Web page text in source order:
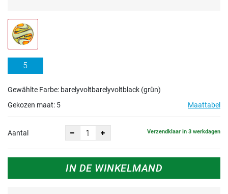
5
Gewählte Farbe: barelyvoltbarelyvoltblack (grün)
Gekozen maat: 5 Maattabel
Aantal Verzendklaar in 3 werkdagen
IN DE WINKELMAND